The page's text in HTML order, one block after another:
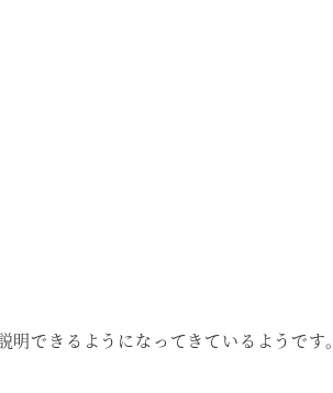
できるようになってきているようです。